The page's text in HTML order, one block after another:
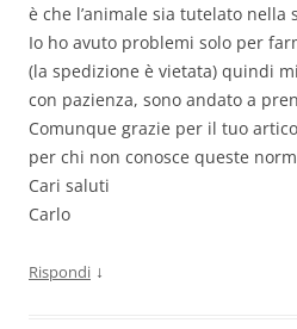
è che l’animale sia tutelato nella
Io ho avuto problemi solo per
(la spedizione è vietata) quindi
con pazienza, sono andato a
Comunque grazie per il tuo
per chi non conosce queste
Cari saluti
Carlo
Rispondi ↓